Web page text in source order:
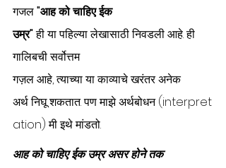
गजल "आह को चाहिए ईक
उम्र" ही या पहिल्या लेखासाठी निवडली आहे. ही
गालिबची सर्वोत्तम
गज़ल आहे, त्याच्या या काव्याचे खरंतर अनेक
अर्थ निघू शकतात. पण माझे अर्थबोधन (interpret
ation) मी इथे मांडतो.
आह को चाहिए ईक उम्र असर होने तक